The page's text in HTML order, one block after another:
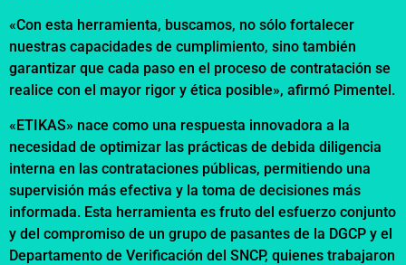
«Con esta herramienta, buscamos, no sólo fortalecer
nuestras capacidades de cumplimiento, sino también
garantizar que cada paso en el proceso de contratación se
realice con el mayor rigor y ética posible», afirmó Pimentel.
«ETIKAS» nace como una respuesta innovadora a la
necesidad de optimizar las prácticas de debida diligencia
interna en las contrataciones públicas, permitiendo una
supervisión más efectiva y la toma de decisiones más
informada. Esta herramienta es fruto del esfuerzo conjunto
y del compromiso de un grupo de pasantes de la DGCP y el
Departamento de Verificación del SNCP, quienes trabajaron